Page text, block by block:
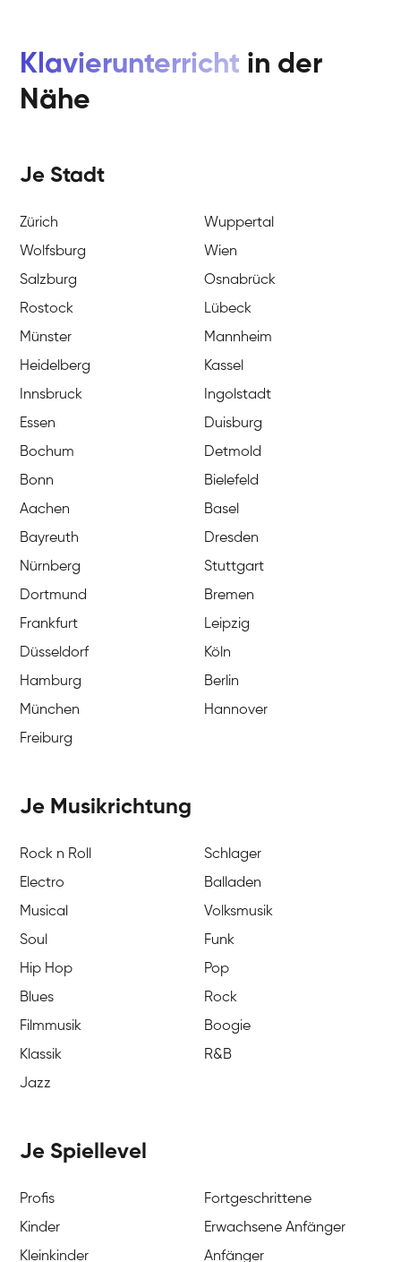
Klavierunterricht in der
Nähe
Je Stadt
Zürich
Wuppertal
Wolfsburg
Wien
Salzburg
Osnabrück
Rostock
Lübeck
Münster
Mannheim
Heidelberg
Kassel
Innsbruck
Ingolstadt
Essen
Duisburg
Bochum
Detmold
Bonn
Bielefeld
Aachen
Basel
Bayreuth
Dresden
Nürnberg
Stuttgart
Dortmund
Bremen
Frankfurt
Leipzig
Düsseldorf
Köln
Hamburg
Berlin
München
Hannover
Freiburg
Je Musikrichtung
Rock n Roll
Schlager
Electro
Balladen
Musical
Volksmusik
Soul
Funk
Hip Hop
Pop
Blues
Rock
Filmmusik
Boogie
Klassik
R&B
Jazz
Je Spiellevel
Profis
Fortgeschrittene
Kinder
Erwachsene Anfänger
Kleinkinder
Anfänger